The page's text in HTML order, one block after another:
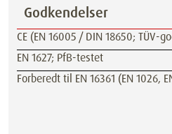
Godkendelser
CE (EN 16005 / DIN 18650; TÜV-
EN 1627; PfB-testet
Forberedt til EN 16361 (EN 1026,